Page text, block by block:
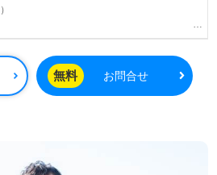
年始手当、交通費規定内支給※定期昇給によ
無料 お問合せ